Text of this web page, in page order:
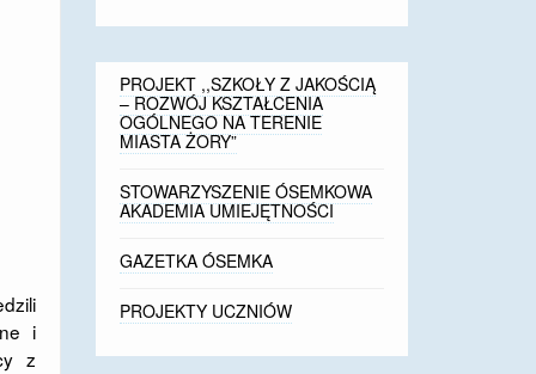
i
z
PROJEKT ,,SZKOŁY Z JAKOŚCIĄ
– ROZWÓJ KSZTAŁCENIA
OGÓLNEGO NA TERENIE
MIASTA ŻORY”
STOWARZYSZENIE ÓSEMKOWA
AKADEMIA UMIEJĘTNOŚCI
GAZETKA ÓSEMKA
PROJEKTY UCZNIÓW